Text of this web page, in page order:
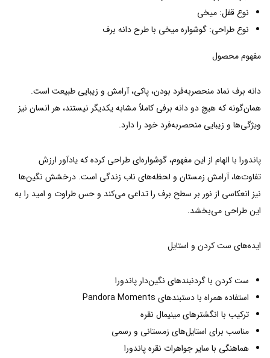
نوع قفل: میخی
نوع طراحی: گوشواره میخی با طرح دانه برف
مفهوم محصول
دانه برف نماد منحصربه‌فرد بودن، پاکی، آرامش و زیبایی طبیعت است.
همان‌گونه که هیچ دو دانه برفی کاملاً مشابه یکدیگر نیستند، هر انسان نیز
ویژگی‌ها و زیبایی منحصربه‌فرد خود را دارد.
پاندورا با الهام از این مفهوم، گوشواره‌ای طراحی کرده که یادآور ارزش
تفاوت‌ها، آرامش زمستان و لحظه‌های ناب زندگی است. درخشش نگین‌ها
نیز انعکاسی از نور بر سطح برف را تداعی می‌کند و حس طراوت و امید را به
این طراحی می‌بخشد.
ایده‌های ست کردن و استایل
ست کردن با گردنبندهای نگین‌دار پاندورا
استفاده همراه با دستبندهای Pandora Moments
ترکیب با انگشترهای مینیمال نقره
مناسب برای استایل‌های زمستانی و رسمی
هماهنگی با سایر جواهرات نقره پاندورا